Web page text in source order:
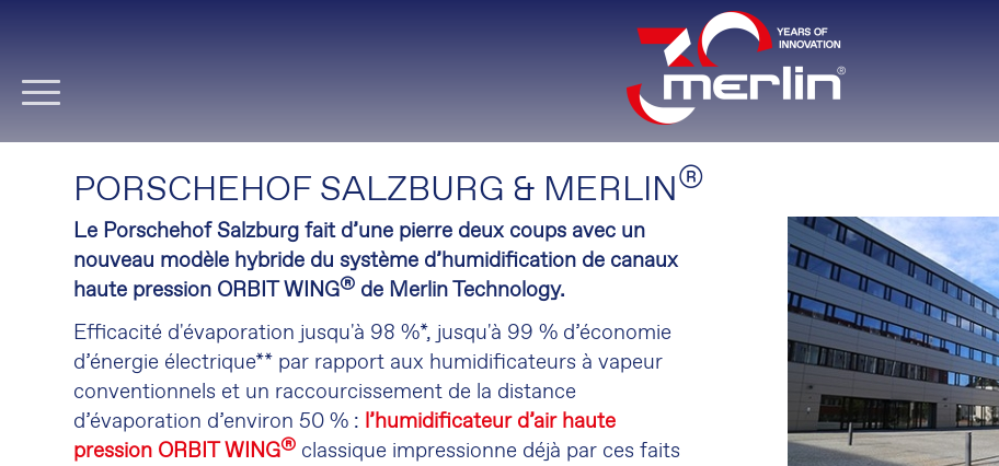
contenu
PORSCHEHOF SALZBURG & MERLIN®
Le Porschehof Salzburg fait d’une pierre deux coups avec un
nouveau modèle hybride du système d’humidification de canaux
haute pression ORBIT WING® de Merlin Technology.
Efficacité d'évaporation jusqu'à 98 %*, jusqu'à 99 % d’économie
d’énergie électrique** par rapport aux humidificateurs à vapeur
conventionnels et un raccourcissement de la distance
d’évaporation d’environ 50 % : l’humidificateur d’air haute
pression ORBIT WING® classique impressionne déjà par ces faits